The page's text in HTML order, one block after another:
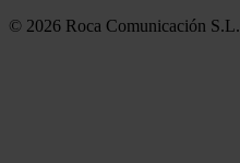
© 2026 Roca Comunicación S.L.